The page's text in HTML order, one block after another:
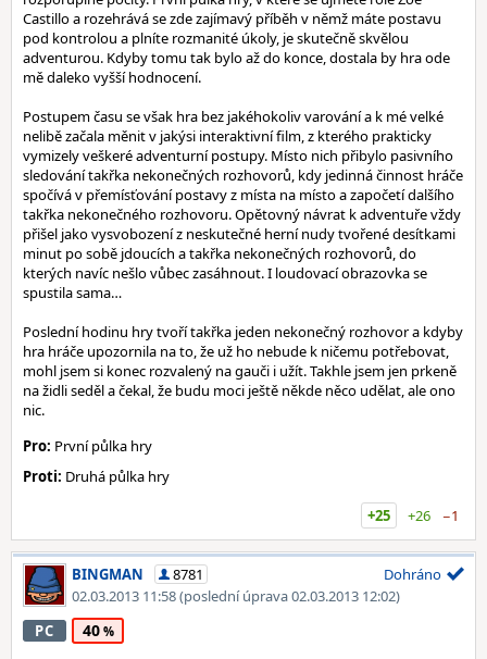
Castillo a rozehrává se zde zajímavý příběh v němž máte postavu
pod kontrolou a plníte rozmanité úkoly, je skutečně skvělou
adventurou. Kdyby tomu tak bylo až do konce, dostala by hra ode
mě daleko vyšší hodnocení.
Postupem času se však hra bez jakéhokoliv varování a k mé velké
nelibě začala měnit v jakýsi interaktivní film, z kterého prakticky
vymizely veškeré adventurní postupy. Místo nich přibylo pasivního
sledování takřka nekonečných rozhovorů, kdy jedinná činnost hráče
spočívá v přemísťování postavy z místa na místo a započetí dalšího
takřka nekonečného rozhovoru. Opětovný návrat k adventuře vždy
přišel jako vysvobození z neskutečné herní nudy tvořené desítkami
minut po sobě jdoucích a takřka nekonečných rozhovorů, do
kterých navíc nešlo vůbec zasáhnout. I loudovací obrazovka se
spustila sama…
Poslední hodinu hry tvoří takřka jeden nekonečný rozhovor a kdyby
hra hráče upozornila na to, že už ho nebude k ničemu potřebovat,
mohl jsem si konec rozvalený na gauči i užít. Takhle jsem jen prkeně
na židli seděl a čekal, že budu moci ještě někde něco udělat, ale ono
nic.
Pro: První půlka hry
Proti: Druhá půlka hry
+25
+26 −1
BINGMAN
8781
02.03.2013 11:58(poslední úprava 02.03.2013 12:02)
Dohráno
PC 40